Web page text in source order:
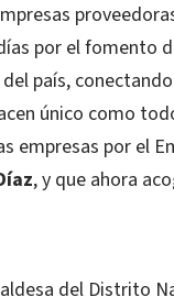
por el fomento
país,
único como
empresas por el
, y que ahora
del Distrito